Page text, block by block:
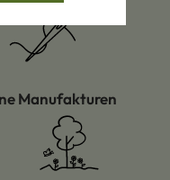
Manufakturen